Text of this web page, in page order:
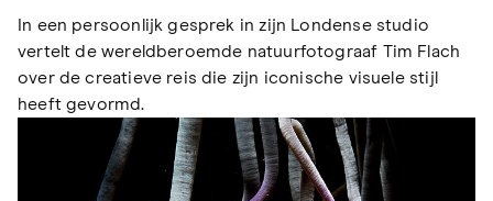
In een persoonlijk gesprek in zijn Londense studio
vertelt de wereldberoemde natuurfotograaf Tim Flach
over de creatieve reis die zijn iconische visuele stijl
heeft gevormd.